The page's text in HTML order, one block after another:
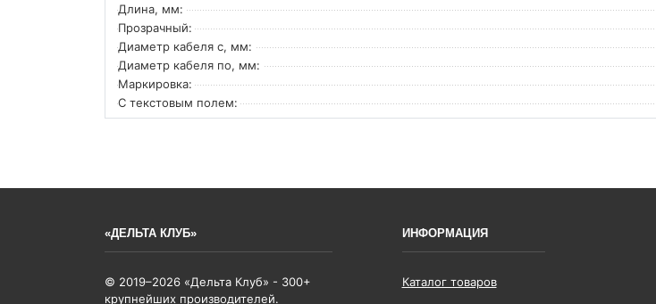
Длина, мм:
Прозрачный:
Диаметр кабеля с, мм:
Диаметр кабеля по, мм:
Маркировка:
С текстовым полем:
«ДЕЛЬТА КЛУБ»
© 2019–2026 «Дельта Клуб» - 300+
крупнейших производителей.
ИНФОРМАЦИЯ
Каталог товаров